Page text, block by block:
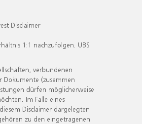
Disclaimer
1:1 nachzufolgen. UBS
verbundenen
(zusammen
dürfen möglicherweise
Im Falle eines
Disclaimer dargelegten
zu den eingetragenen